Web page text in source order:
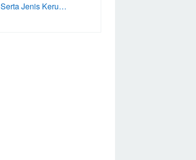
Serta Jenis Keru…